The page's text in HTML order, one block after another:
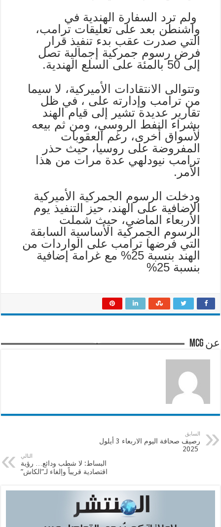
ولم ترد السفارة الهندية في
واشنطن بعد على تعليقات ترامب،
التي صدرت عقب بدء تنفيذ قرار
فرض رسوم جمركية إجمالية تصل
إلى 50 بالمئة على السلع الهندية.
وتتوالى الانتقادات الأميركية، لا سيما
من ترامب وإدارته على ، في ظل
تقارير عديدة تشير إلى قيام الهند
بشراء النفط الروسي، ومن ثم بيعه
لأسواق أخرى، رغم العقوبات
المفروضة على روسيا، حيث حذر
ترامب نيودلهي عدة مرات من هذا
الأمر.
ودخلت الرسوم الجمركية الأميركية
الإضافية على الهند، حيز التنفيذ يوم
الأربعاء الماضي، حيث شملت
الرسوم الجمركية الأساسية السابقة
التي فرضها ترامب على الواردات من
الهند بنسبة 25% مع غرامة إضافية
بنسبة 25%
عن mcg
السابق
رصيف صحافة اليوم الاربعاء 3 أيلول
التالي
البساط: لا شطب ودائع… رؤية
اقتصادية قريباً وإلغاء لـ”الكاش”